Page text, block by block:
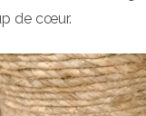
de cœur.